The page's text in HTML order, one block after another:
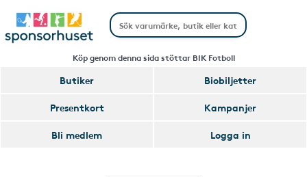
Köp genom denna sida stöttar BIK Fotboll
Butiker
Biobiljetter
Presentkort
Kampanjer
Bli medlem
Logga in